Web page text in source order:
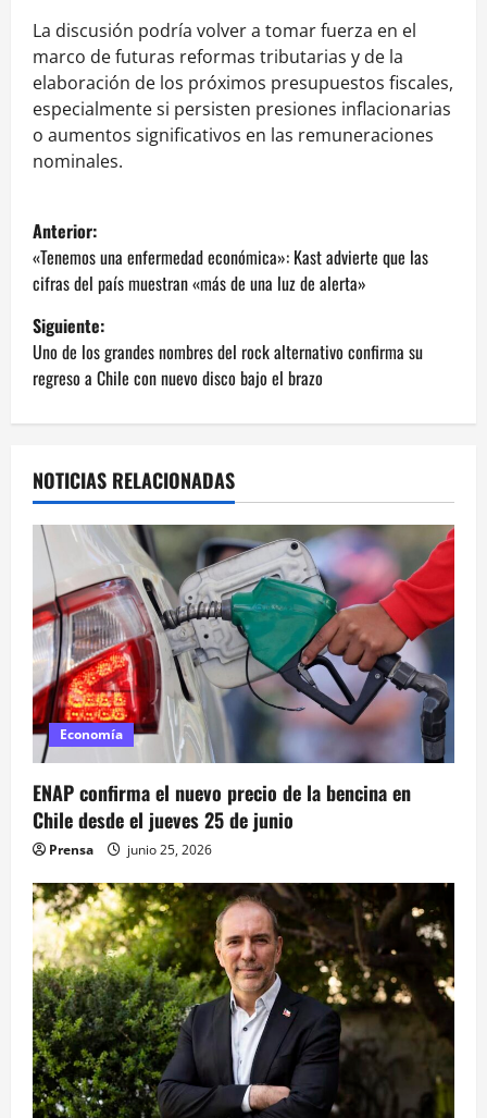
La discusión podría volver a tomar fuerza en el
marco de futuras reformas tributarias y de la
elaboración de los próximos presupuestos fiscales,
especialmente si persisten presiones inflacionarias
o aumentos significativos en las remuneraciones
nominales.
N
a
v
e
c
ó
n
d
e
e
n
t
r
a
d
a
s
Anterior:
«Tenemos una enfermedad económica»: Kast advierte que las
cifras del país muestran «más de una luz de alerta»
Siguiente:
Uno de los grandes nombres del rock alternativo confirma su
regreso a Chile con nuevo disco bajo el brazo
NOTICIAS RELACIONADAS
Economía
ENAP confirma el nuevo precio de la bencina en
Chile desde el jueves 25 de junio
Prensa junio 25, 2026